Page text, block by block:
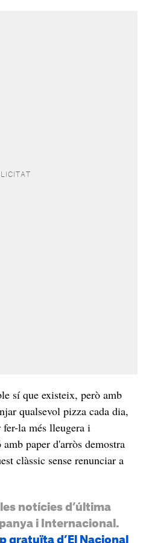
sí que existeix, però amb
qualsevol pizza cada dia,
fer-la més lleugera i
paper d'arròs demostra
clàssic sense renunciar a
notícies d’última
i Internacional.
gratuïta d’El Nacional